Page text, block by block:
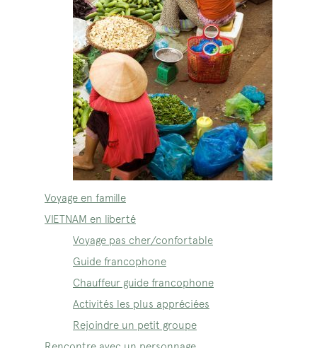
Voyage en famille
VIETNAM en liberté
Voyage pas cher/confortable
Guide francophone
Chauffeur guide francophone
Activités les plus appréciées
Rejoindre un petit groupe